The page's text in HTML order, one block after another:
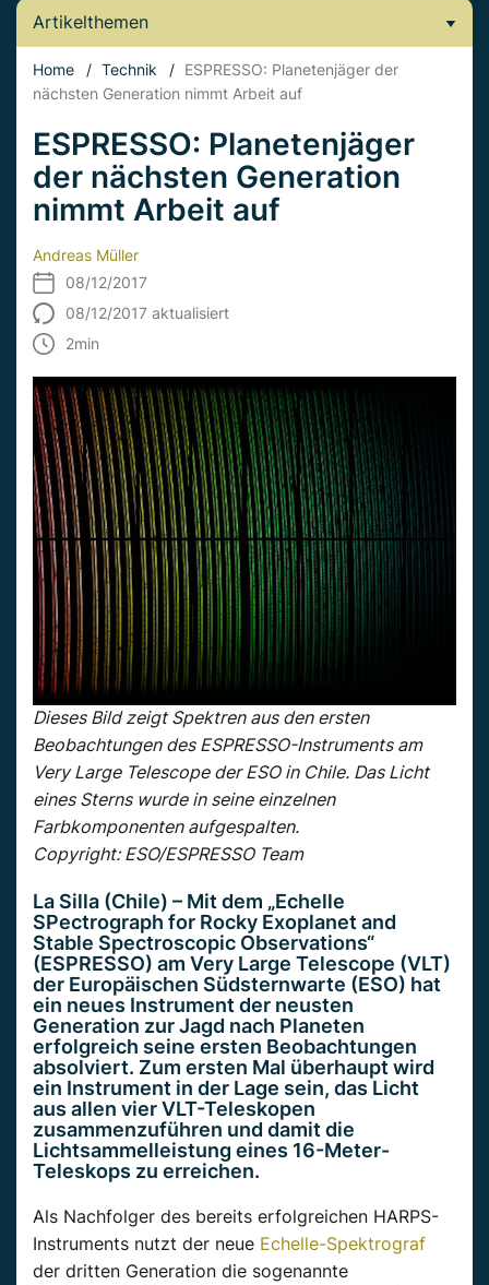
Artikelthemen
Home / Technik / ESPRESSO: Planetenjäger der
nächsten Generation nimmt Arbeit auf
ESPRESSO: Planetenjäger
der nächsten Generation
nimmt Arbeit auf
Andreas Müller
08/12/2017
08/12/2017 aktualisiert
2min
Dieses Bild zeigt Spektren aus den ersten
Beobachtungen des ESPRESSO-Instruments am
Very Large Telescope der ESO in Chile. Das Licht
eines Sterns wurde in seine einzelnen
Farbkomponenten aufgespalten.
Copyright: ESO/ESPRESSO Team
La Silla (Chile) – Mit dem „Echelle
SPectrograph for Rocky Exoplanet and
Stable Spectroscopic Observations“
(ESPRESSO) am Very Large Telescope (VLT)
der Europäischen Südsternwarte (ESO) hat
ein neues Instrument der neusten
Generation zur Jagd nach Planeten
erfolgreich seine ersten Beobachtungen
absolviert. Zum ersten Mal überhaupt wird
ein Instrument in der Lage sein, das Licht
aus allen vier VLT-Teleskopen
zusammenzuführen und damit die
Lichtsammelleistung eines 16-Meter-
Teleskops zu erreichen.
Als Nachfolger des bereits erfolgreichen HARPS-
Instruments nutzt der neue Echelle-Spektrograf
der dritten Generation die sogenannte